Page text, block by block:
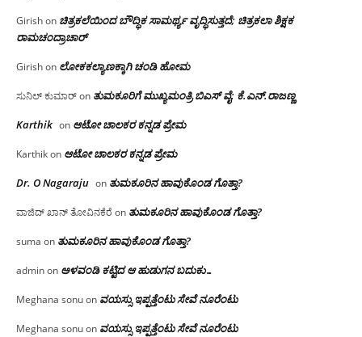
Girishon ಚಿತ್ರಕಲೆಯಿಂದ ಬೌದ್ಧಿಕ ಸಾಮರ್ಥ್ಯ ವೃದ್ಧಿಸುತ್ತದೆ; ಚಿತ್ರಕಲಾ ಶಿಕ್ಷಕ
ರಾಮಚಂದ್ರಾಚಾರ್
Girishon ಲೋಕಕಲ್ಯಾಣಕ್ಕಾಗಿ ಚಂಡಿ ಹೋಮ
ಸುನಿಲ್ ಕುಮಾರ್on ತುಮಕೂರಿಗೆ ಮುಖ್ಯಮಂತ್ರಿ ಬಿಎಸ್ ವೈ: ಕೆ.ಎನ್.ರಾಜಣ್ಣ
Karthik on ಆಟೋ ಚಾಲಕರ ಕನ್ನಡ ಪ್ರೇಮ
Karthikon ಆಟೋ ಚಾಲಕರ ಕನ್ನಡ ಪ್ರೇಮ
Dr. O Nagaraju on ತುಮಕೂರಿನ ಹಾವುಕೊಂಡ ಗೊತ್ತಾ?
ವಾಜಿದ್ ಖಾನ್ ತೋವಿನಕೆರೆ on ತುಮಕೂರಿನ ಹಾವುಕೊಂಡ ಗೊತ್ತಾ?
suma on ತುಮಕೂರಿನ ಹಾವುಕೊಂಡ ಗೊತ್ತಾ?
adminon ಅಳವಂಡಿ ಕಟ್ಟಿದ ಆ ಹುಡುಗನ ಬದುಕು…
Meghana sonuon ವಯಸ್ಸು ಇಪ್ಪತ್ತೆಂಟು ಸೇವೆ ನೂರೆಂಟು
Meghana sonuon ವಯಸ್ಸು ಇಪ್ಪತ್ತೆಂಟು ಸೇವೆ ನೂರೆಂಟು